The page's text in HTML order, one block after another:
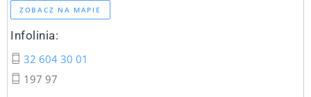
ZOBACZ NA MAPIE
Infolinia:
32 604 30 01
197 97